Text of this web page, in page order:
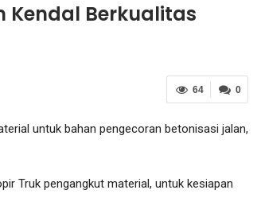
Kendal Berkualitas
0
64
untuk bahan pengecoran betonisasi jalan,
Truk pengangkut material, untuk kesiapan